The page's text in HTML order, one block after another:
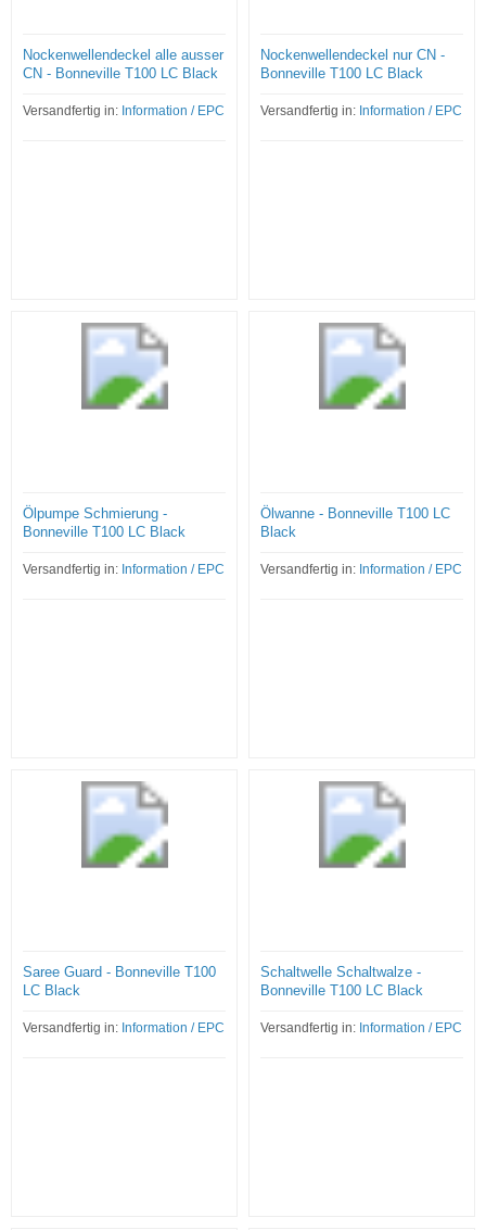
Nockenwellendeckel alle ausser
CN - Bonneville T100 LC Black
Versandfertig in: Information / EPC
Nockenwellendeckel nur CN -
Bonneville T100 LC Black
Versandfertig in: Information / EPC
Ölpumpe Schmierung -
Bonneville T100 LC Black
Versandfertig in: Information / EPC
Ölwanne - Bonneville T100 LC
Black
Versandfertig in: Information / EPC
Saree Guard - Bonneville T100
LC Black
Versandfertig in: Information / EPC
Schaltwelle Schaltwalze -
Bonneville T100 LC Black
Versandfertig in: Information / EPC